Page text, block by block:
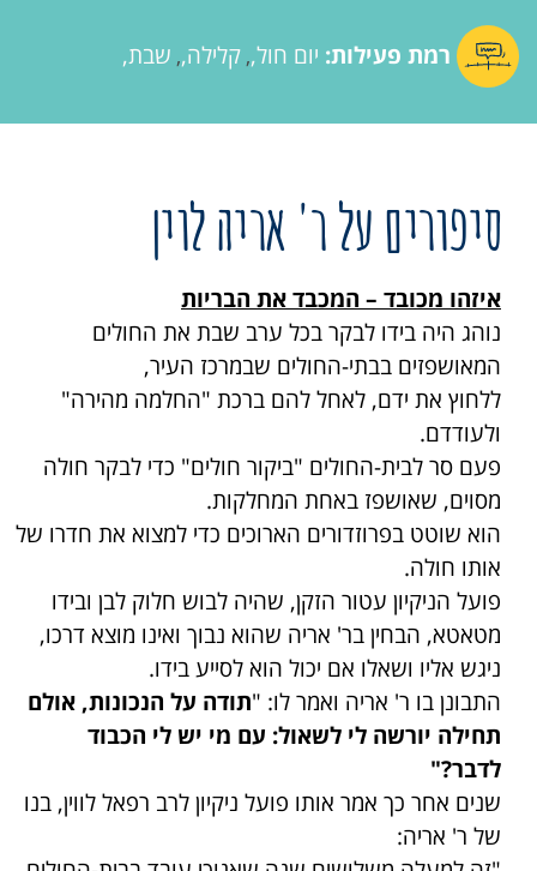
רמת פעילות: יום חול , קלילה , שבת
סיפורים על ר' אריה לוין
איזהו מכובד – המכבד את הבריות
נוהג היה בידו לבקר בכל ערב שבת את החולים
המאושפזים בבתי-החולים שבמרכז העיר,
ללחוץ את ידם, לאחל להם ברכת "החלמה מהירה"
ולעודדם.
פעם סר לבית-החולים "ביקור חולים" כדי לבקר חולה
מסוים, שאושפז באחת המחלקות.
הוא שוטט בפרוזדורים הארוכים כדי למצוא את חדרו של
אותו חולה.
פועל הניקיון עטור הזקן, שהיה לבוש חלוק לבן ובידו
מטאטא, הבחין בר' אריה שהוא נבוך ואינו מוצא דרכו,
ניגש אליו ושאלו אם יכול הוא לסייע בידו.
התבונן בו ר' אריה ואמר לו: "תודה על הנכונות, אולם
תחילה יורשה לי לשאול: עם מי יש לי הכבוד
לדבר?"
שנים אחר כך אמר אותו פועל ניקיון לרב רפאל לווין, בנו
של ר' אריה: